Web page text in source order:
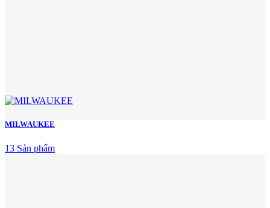
MILWAUKEE
13 Sản phẩm